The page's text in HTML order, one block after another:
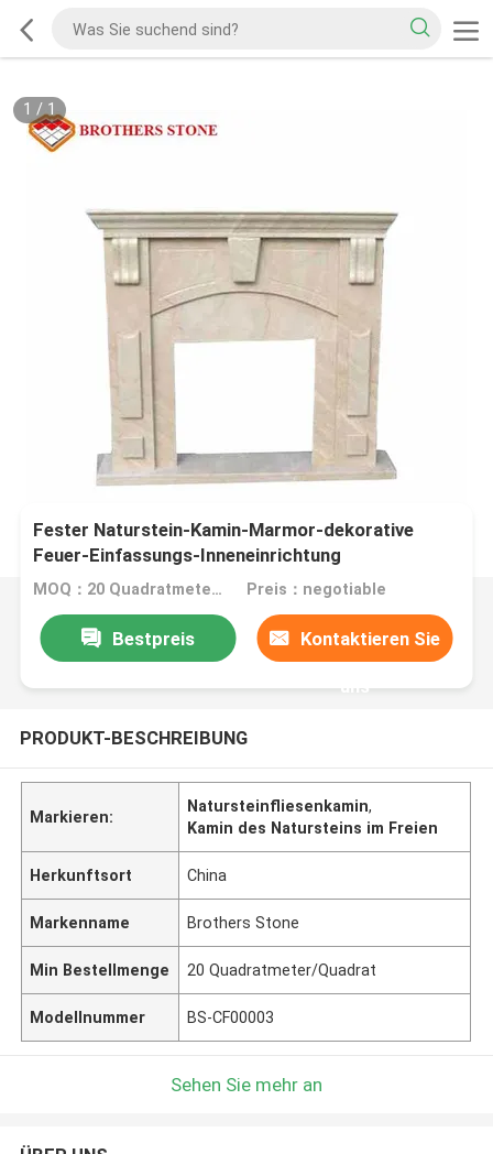
1 /1
Fester Naturstein-Kamin-Marmor-dekorative
Feuer-Einfassungs-Inneneinrichtung
MOQ：20 Quadratmeter/Quadrat Preis：negotiable
Bestpreis Kontaktieren Sie
uns
PRODUKT-BESCHREIBUNG
Markieren:
Natursteinfliesenkamin,
Kamin des Natursteins im Freien
Herkunftsort China
Markenname Brothers Stone
Min Bestellmenge 20 Quadratmeter/Quadrat
Modellnummer BS-CF00003
Sehen Sie mehr an